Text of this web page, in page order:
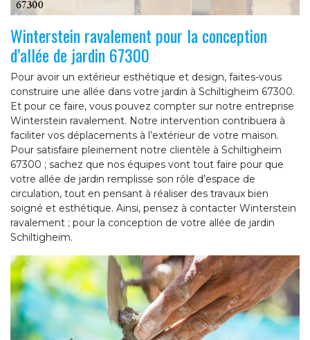
Winterstein ravalement pour la conception
d’allée de jardin 67300
Pour avoir un extérieur esthétique et design, faites-vous
construire une allée dans votre jardin à Schiltigheim 67300.
Et pour ce faire, vous pouvez compter sur notre entreprise
Winterstein ravalement. Notre intervention contribuera à
faciliter vos déplacements à l’extérieur de votre maison.
Pour satisfaire pleinement notre clientèle à Schiltigheim
67300 ; sachez que nos équipes vont tout faire pour que
votre allée de jardin remplisse son rôle d’espace de
circulation, tout en pensant à réaliser des travaux bien
soigné et esthétique. Ainsi, pensez à contacter Winterstein
ravalement ; pour la conception de votre allée de jardin
Schiltigheim.